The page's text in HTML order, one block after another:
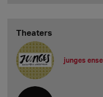
Theaters
junges